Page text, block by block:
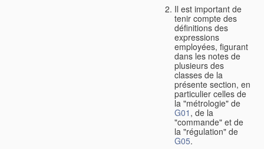
Il est important de
tenir compte des
définitions des
expressions
employées, figurant
dans les notes de
plusieurs des
classes de la
présente section, en
particulier celles de
la "métrologie" de
G01 , de la
"commande" et de
la "régulation" de
G05.